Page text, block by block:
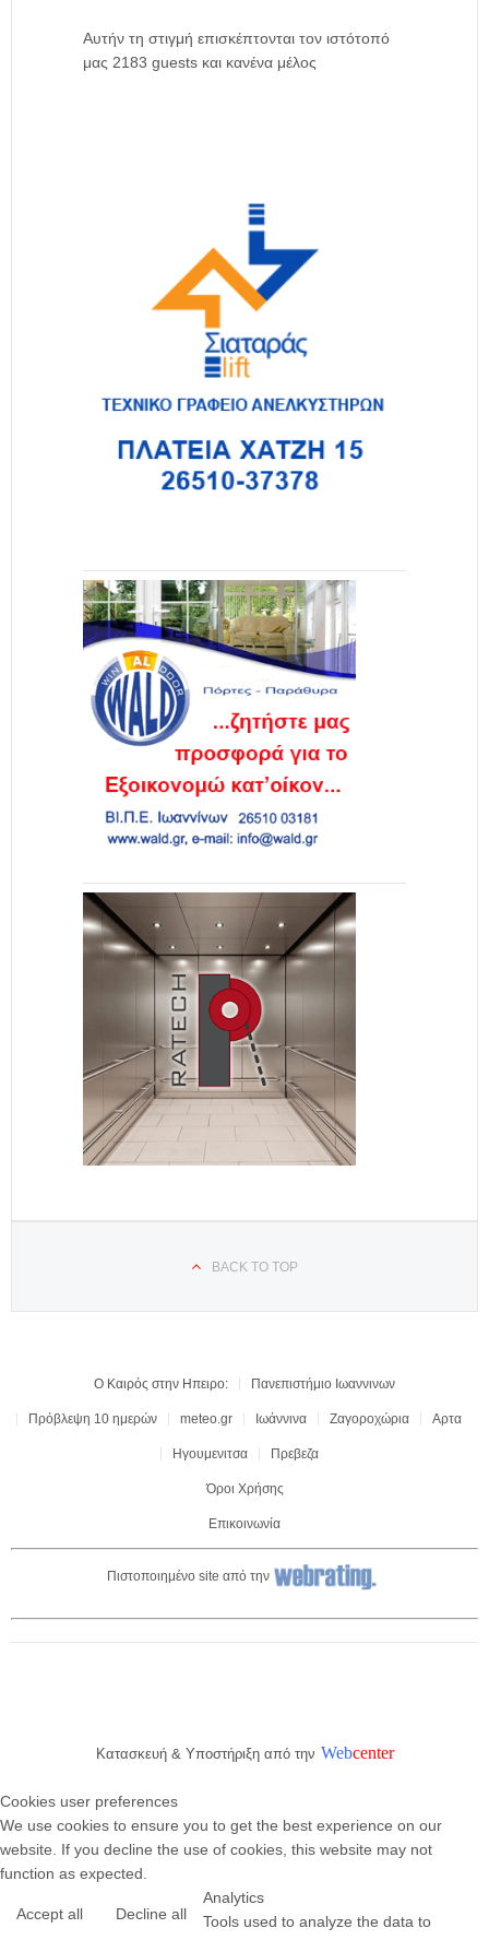
Αυτήν τη στιγμή επισκέπτονται τον ιστότοπό
μας 2183 guests και κανένα μέλος
BACK TO TOP
Ο Καιρός στην Ηπειρο: Πανεπιστήμιο Ιωαννινων
Πρόβλεψη 10 ημερών meteo.gr Ιωάννινα Ζαγοροχώρια Αρτα
Ηγουμενιτσα Πρεβεζα
Όροι Χρήσης
Επικοινωνία
Πιστοποιημένο site από την
Κατασκευή & Υποστήριξη από την Webcenter
Cookies user preferences
We use cookies to ensure you to get the best experience on our
website. If you decline the use of cookies, this website may not
function as expected.
Accept all Decline all
Analytics
Tools used to analyze the data to